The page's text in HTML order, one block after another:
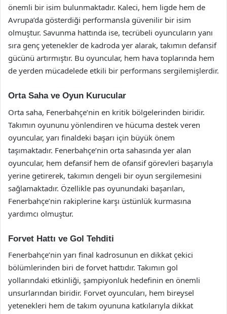
önemli bir isim bulunmaktadır. Kaleci, hem ligde hem de
Avrupa’da gösterdiği performansla güvenilir bir isim
olmuştur. Savunma hattında ise, tecrübeli oyuncuların yanı
sıra genç yetenekler de kadroda yer alarak, takımın defansif
gücünü artırmıştır. Bu oyuncular, hem hava toplarında hem
de yerden mücadelede etkili bir performans sergilemişlerdir.
Orta Saha ve Oyun Kurucular
Orta saha, Fenerbahçe’nin en kritik bölgelerinden biridir.
Takımın oyununu yönlendiren ve hücuma destek veren
oyuncular, yarı finaldeki başarı için büyük önem
taşımaktadır. Fenerbahçe’nin orta sahasında yer alan
oyuncular, hem defansif hem de ofansif görevleri başarıyla
yerine getirerek, takımın dengeli bir oyun sergilemesini
sağlamaktadır. Özellikle pas oyunundaki başarıları,
Fenerbahçe’nin rakiplerine karşı üstünlük kurmasına
yardımcı olmuştur.
Forvet Hattı ve Gol Tehditi
Fenerbahçe’nin yarı final kadrosunun en dikkat çekici
bölümlerinden biri de forvet hattıdır. Takımın gol
yollarındaki etkinliği, şampiyonluk hedefinin en önemli
unsurlarından biridir. Forvet oyuncuları, hem bireysel
yetenekleri hem de takım oyununa katkılarıyla dikkat